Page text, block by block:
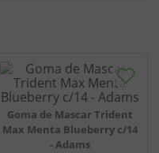
Goma de Mascar Trident
Max Menta Blueberry c/14
- Adams